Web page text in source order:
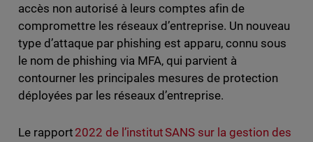
accès non autorisé à leurs comptes afin de
compromettre les réseaux d’entreprise. Un nouveau
type d’attaque par phishing est apparu, connu sous
le nom de phishing via MFA, qui parvient à
contourner les principales mesures de protection
déployées par les réseaux d’entreprise.
Le rapport 2022 de l’institut SANS sur la gestion des